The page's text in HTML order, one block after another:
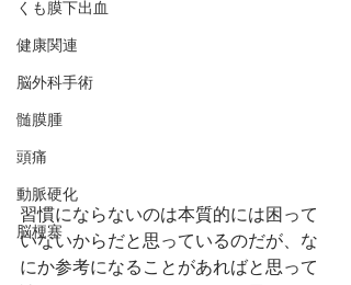
くも膜下出血
健康関連
脳外科手術
髄膜腫
頭痛
動脈硬化
脳梗塞
習慣にならないのは本質的には困って
いないからだと思っているのだが、な
にか参考になることがあればと思って